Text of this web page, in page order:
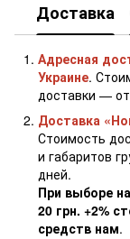
Доставка
Адресная
Украине.
доставки —
Доставка
Стоимость
и габаритов
дней.
При выборе
20 грн. +2%
средств нам.